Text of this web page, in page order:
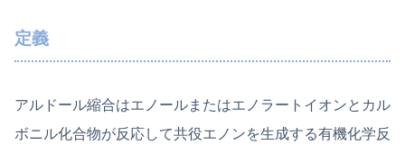
定義
アルドール縮合はエノールまたはエノラートイオンとカル
ボニル化合物が反応して共役エノンを生成する有機化学反